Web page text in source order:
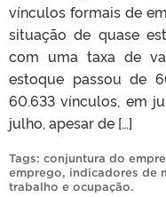
vínculos formais de
situação de quase
com uma taxa de
estoque passou de
60.633 vínculos, em
julho, apesar de […]
Tags: conjuntura do
emprego, indicadores de
trabalho e ocupação.